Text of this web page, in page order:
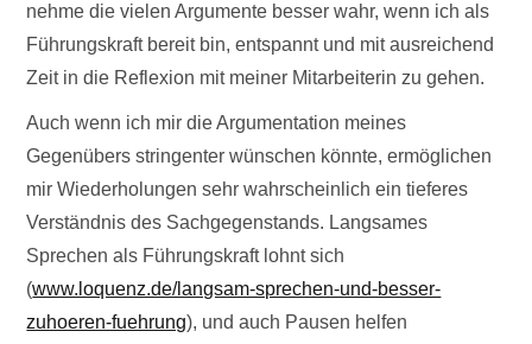
nehme die vielen Argumente besser wahr, wenn ich als
Führungskraft bereit bin, entspannt und mit ausreichend
Zeit in die Reflexion mit meiner Mitarbeiterin zu gehen.
Auch wenn ich mir die Argumentation meines
Gegenübers stringenter wünschen könnte, ermöglichen
mir Wiederholungen sehr wahrscheinlich ein tieferes
Verständnis des Sachgegenstands. Langsames
Sprechen als Führungskraft lohnt sich
(www.loquenz.de/langsam-sprechen-und-besser-
zuhoeren-fuehrung), und auch Pausen helfen